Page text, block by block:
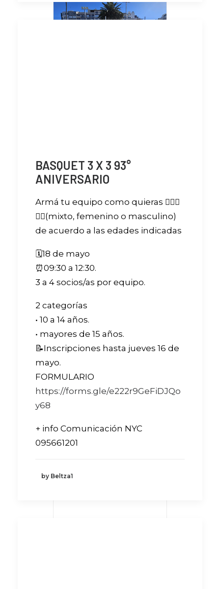
BASQUET 3 X 3 93°
ANIVERSARIO
Armá tu equipo como quieras ⛹🏼‍♀️
⛹🏻(mixto, femenino o masculino)
de acuerdo a las edades indicadas
🗓️18 de mayo
⏰09:30 a 12:30.
3 a 4 socios/as por equipo.
2 categorías
•⁠ ⁠10 a 14 años.
•⁠ ⁠mayores de 15 años.
📝Inscripciones hasta jueves 16 de
mayo.
FORMULARIO
https://forms.gle/e222r9GeFiDJQo
y68
+ info Comunicación NYC
095661201
by Beltza1